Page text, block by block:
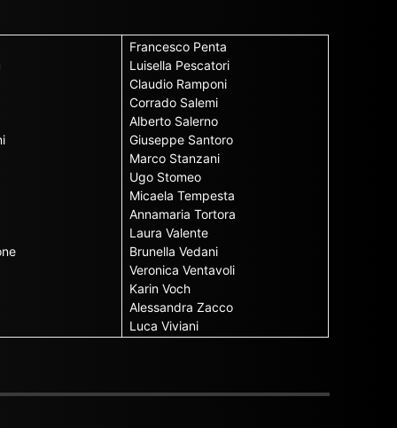
Francesco Penta
Luisella Pescatori
Claudio Ramponi
Corrado Salemi
Alberto Salerno
Giuseppe Santoro
Marco Stanzani
Ugo Stomeo
Micaela Tempesta
Annamaria Tortora
Laura Valente
Brunella Vedani
Veronica Ventavoli
Karin Voch
Alessandra Zacco
Luca Viviani